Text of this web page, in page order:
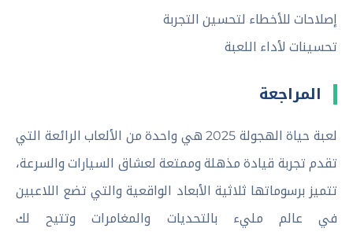
إصلاحات للأخطاء لتحسين التجربة
تحسينات لأداء اللعبة
المراجعة
لعبة حياة الهجولة 2025 هي واحدة من الألعاب الرائعة التي
تقدم تجربة قيادة مذهلة وممتعة لعشاق السيارات والسرعة،
تتميز برسوماتها ثلاثية الأبعاد الواقعية والتي تضع اللاعبين
في عالم مليء بالتحديات والمغامرات وتتيح لك